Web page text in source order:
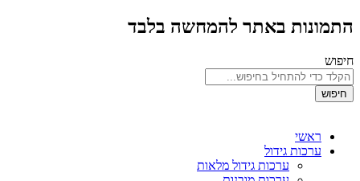
התמונות באתר להמחשה בלבד
חיפוש
חיפוש
ראשי
ערכות גידול
ערכות גידול מלאות